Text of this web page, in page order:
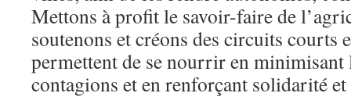
Mettons à profit le savoir-faire de
soutenons et créons des circuits courts
permettent de se nourrir en minimisant
contagions et en renforçant solidarité